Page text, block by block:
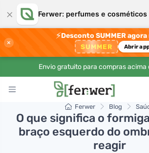
× Ferwer: perfumes e cosméticos
×
⚡Desconto SUMMER
SUMMER Abrir
Envio gratuito para compras acima
Ferwer Blog
O que significa o
braço esquerdo do
reagir